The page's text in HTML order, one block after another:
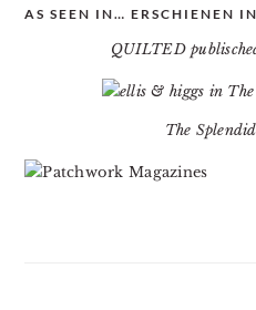
AS SEEN IN… ERSCHIENEN
QUILTED
The